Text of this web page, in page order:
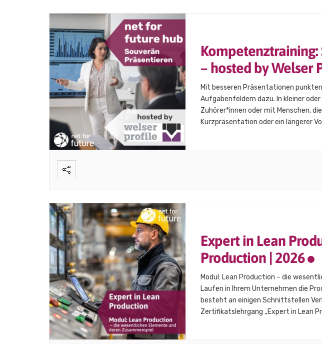
– hosted by Welser
Mit besseren Präsentationen
Aufgabenfeldern dazu. In kleiner
Zuhörer*innen oder mit Menschen,
Kurzpräsentation oder ein längerer
Expert in Lean
Production | 2026
Modul: Lean Production – die
Laufen in Ihrem Unternehmen die
besteht an einigen Schnittstellen
Zertifikatslehrgang „Expert in Lean